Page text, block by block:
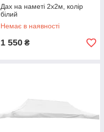
Дах на наметі 2x2м, колір
білий
Немає в наявності
1 550 ₴